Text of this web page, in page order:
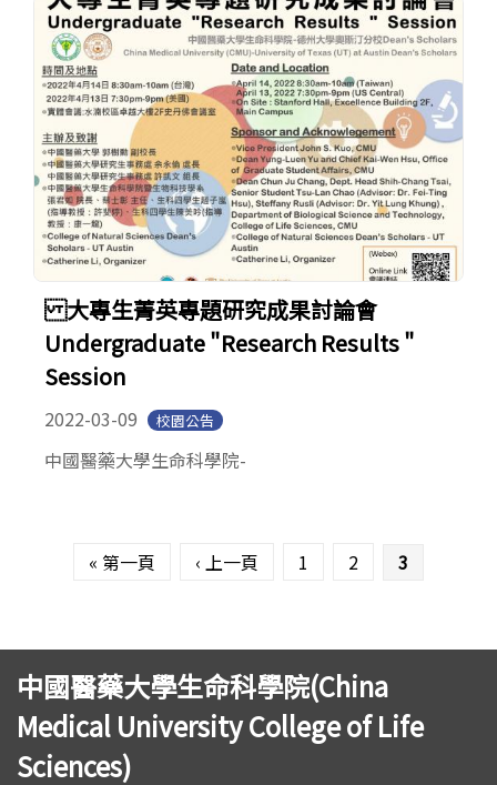
大專生菁英專題研究成果討論會
Undergraduate "Research Results "
Session
2022-03-09 校園公告
中國醫藥大學生命科學院-
« 第一頁 ‹ 上一頁 1 2 3
中國醫藥大學生命科學院(China
Medical University College of Life
Sciences)